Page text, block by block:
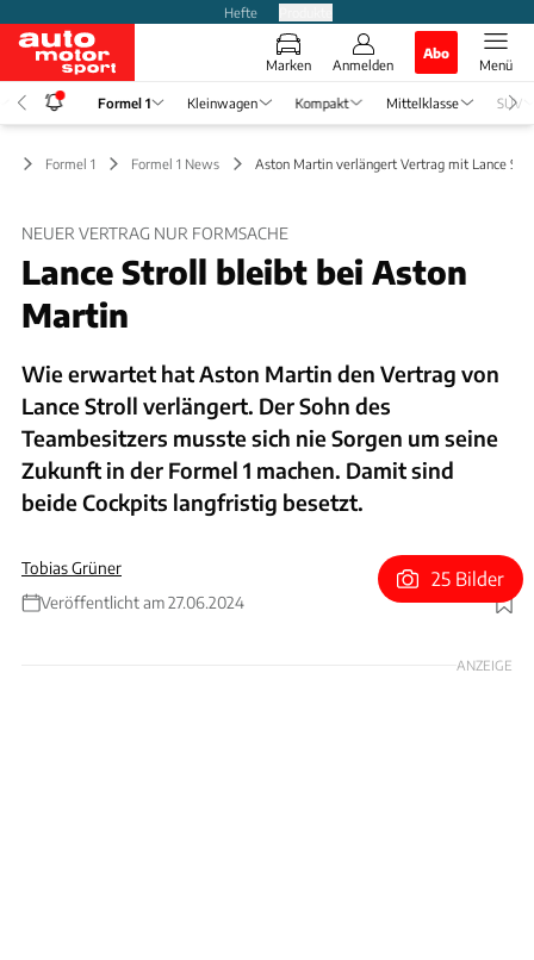
Hefte
Marken Anmelden
Abo
Menü
Formel 1 Kleinwagen Kompakt Mittelklasse SUV
Formel 1 Formel 1 News Aston Martin verlängert Vertrag mit Lance
NEUER VERTRAG NUR FORMSACHE
Lance Stroll bleibt bei Aston
Martin
Wie erwartet hat Aston Martin den Vertrag von
Lance Stroll verlängert. Der Sohn des
Teambesitzers musste sich nie Sorgen um seine
Zukunft in der Formel 1 machen. Damit sind
beide Cockpits langfristig besetzt.
Tobias Grüner
Veröffentlicht am 27.06.2024
Foto: Aston Martin
25 Bilder
ANZEIGE